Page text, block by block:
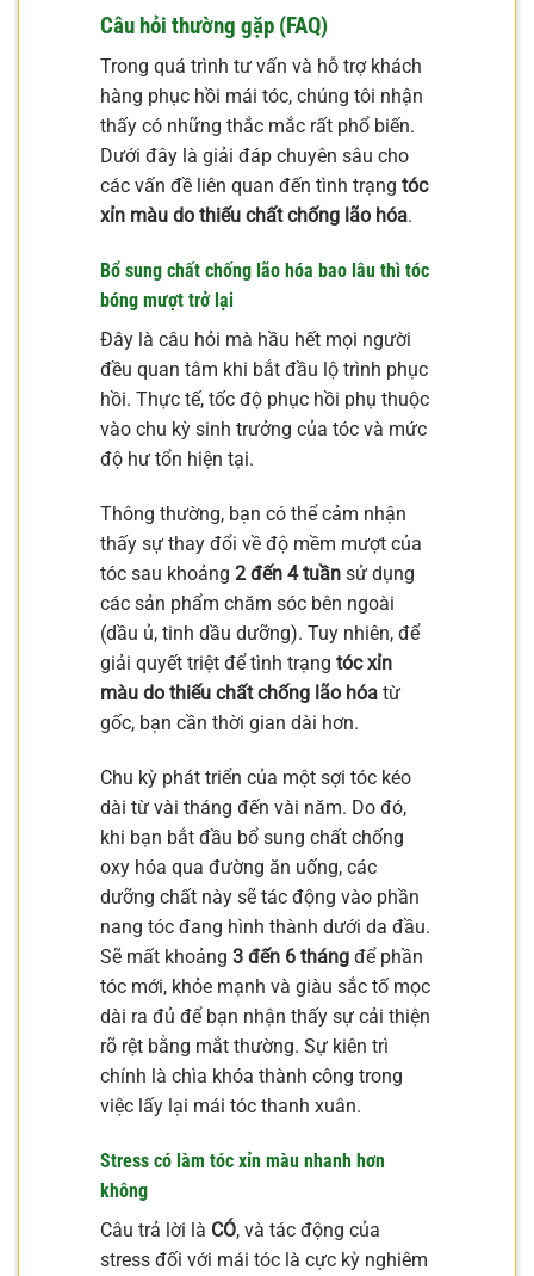
Câu hỏi thường gặp (FAQ)
Trong quá trình tư vấn và hỗ trợ khách
hàng phục hồi mái tóc, chúng tôi nhận
thấy có những thắc mắc rất phổ biến.
Dưới đây là giải đáp chuyên sâu cho
các vấn đề liên quan đến tình trạng tóc
xỉn màu do thiếu chất chống lão hóa.
Bổ sung chất chống lão hóa bao lâu thì tóc
bóng mượt trở lại
Đây là câu hỏi mà hầu hết mọi người
đều quan tâm khi bắt đầu lộ trình phục
hồi. Thực tế, tốc độ phục hồi phụ thuộc
vào chu kỳ sinh trưởng của tóc và mức
độ hư tổn hiện tại.
Thông thường, bạn có thể cảm nhận
thấy sự thay đổi về độ mềm mượt của
tóc sau khoảng 2 đến 4 tuần sử dụng
các sản phẩm chăm sóc bên ngoài
(dầu ủ, tinh dầu dưỡng). Tuy nhiên, để
giải quyết triệt để tình trạng tóc xỉn
màu do thiếu chất chống lão hóa từ
gốc, bạn cần thời gian dài hơn.
Chu kỳ phát triển của một sợi tóc kéo
dài từ vài tháng đến vài năm. Do đó,
khi bạn bắt đầu bổ sung chất chống
oxy hóa qua đường ăn uống, các
dưỡng chất này sẽ tác động vào phần
nang tóc đang hình thành dưới da đầu.
Sẽ mất khoảng 3 đến 6 tháng để phần
tóc mới, khỏe mạnh và giàu sắc tố mọc
dài ra đủ để bạn nhận thấy sự cải thiện
rõ rệt bằng mắt thường. Sự kiên trì
chính là chìa khóa thành công trong
việc lấy lại mái tóc thanh xuân.
Stress có làm tóc xỉn màu nhanh hơn
không
Câu trả lời là CÓ, và tác động của
stress đối với mái tóc là cực kỳ nghiêm